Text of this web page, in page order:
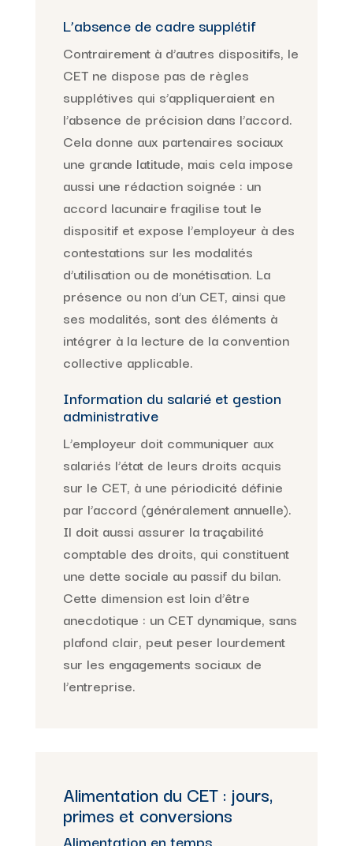
L’absence de cadre supplétif
Contrairement à d’autres dispositifs, le
CET ne dispose pas de règles
supplétives qui s’appliqueraient en
l’absence de précision dans l’accord.
Cela donne aux partenaires sociaux
une grande latitude, mais cela impose
aussi une rédaction soignée : un
accord lacunaire fragilise tout le
dispositif et expose l’employeur à des
contestations sur les modalités
d’utilisation ou de monétisation. La
présence ou non d’un CET, ainsi que
ses modalités, sont des éléments à
intégrer à la lecture de la convention
collective applicable.
Information du salarié et gestion
administrative
L’employeur doit communiquer aux
salariés l’état de leurs droits acquis
sur le CET, à une périodicité définie
par l’accord (généralement annuelle).
Il doit aussi assurer la traçabilité
comptable des droits, qui constituent
une dette sociale au passif du bilan.
Cette dimension est loin d’être
anecdotique : un CET dynamique, sans
plafond clair, peut peser lourdement
sur les engagements sociaux de
l’entreprise.
Alimentation du CET : jours,
primes et conversions